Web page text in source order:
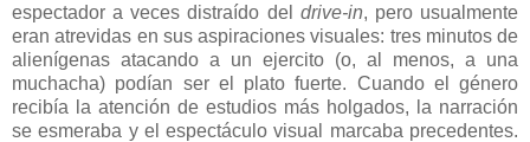
espectador a veces distraído del drive-in, pero usualmente
eran atrevidas en sus aspiraciones visuales: tres minutos de
alienígenas atacando a un ejercito (o, al menos, a una
muchacha) podían ser el plato fuerte. Cuando el género
recibía la atención de estudios más holgados, la narración
se esmeraba y el espectáculo visual marcaba precedentes.